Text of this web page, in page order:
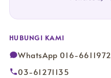
HUBUNGI KAMI
WhatsApp 016-6611972
03-61271135